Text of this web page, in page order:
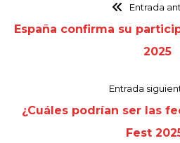
Entrada
España confirma su
2025
Entrada
¿Cuáles podrían ser las
Fest